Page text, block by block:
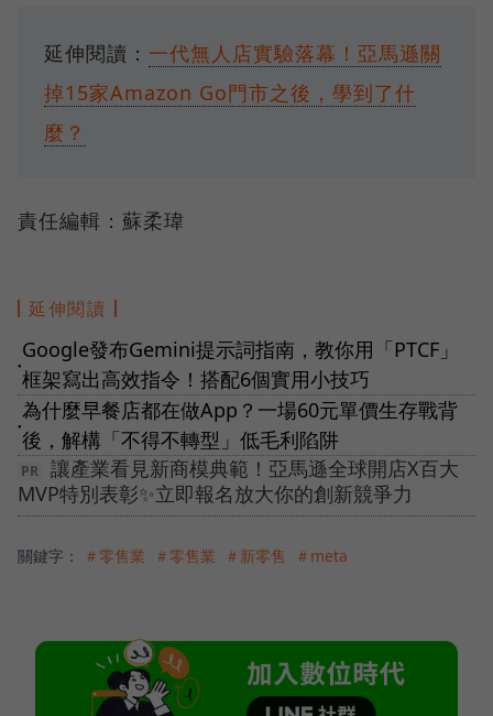
延伸閱讀： 一代無人店實驗落幕！亞馬遜關
掉15家Amazon Go門市之後，學到了什
麼？
責任編輯：蘇柔瑋
延伸閱讀
●
Google發布Gemini提示詞指南，教你用「PTCF」
框架寫出高效指令！搭配6個實用小技巧
●
為什麼早餐店都在做App？一場60元單價生存戰背
後，解構「不得不轉型」低毛利陷阱
讓產業看見新商模典範！亞馬遜全球開店X百大
MVP特別表彰✨立即報名放大你的創新競爭力
關鍵字： ＃零售業 ＃零售業 ＃新零售 ＃meta